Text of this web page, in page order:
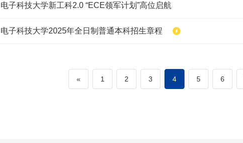
电子科技大学新工科2.0 “ECE领军计划”高位启航
电子科技大学2025年全日制普通本科招生章程
« 1 2 3 4 5 6